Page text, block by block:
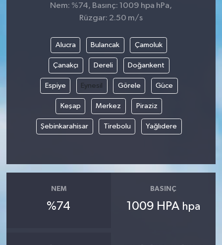
Nem: %74, Basınç: 1009 hpa hPa,
Rüzgar: 2.50 m/s
Alucra Bulancak Çamoluk
Çanakçı Dereli Doğankent
Espiye Eynesil Görele Güce
Keşap Merkez Piraziz
Şebinkarahisar Tirebolu Yağlıdere
NEM
%74
BASINÇ
1009 HPA hpa